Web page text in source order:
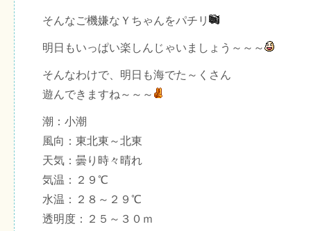
そんなご機嫌なＹちゃんをパチリ
明日もいっぱい楽しんじゃいましょう～～～
そんなわけで、明日も海でた～くさん
遊んできますね～～～
潮：小潮
風向：東北東～北東
天気：曇り時々晴れ
気温：２９℃
水温：２８～２９℃
透明度：２５～３０ｍ